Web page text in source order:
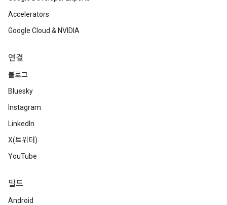
Accelerators
Google Cloud & NVIDIA
연결
블로그
Bluesky
Instagram
LinkedIn
X(트위터)
YouTube
빌드
Android